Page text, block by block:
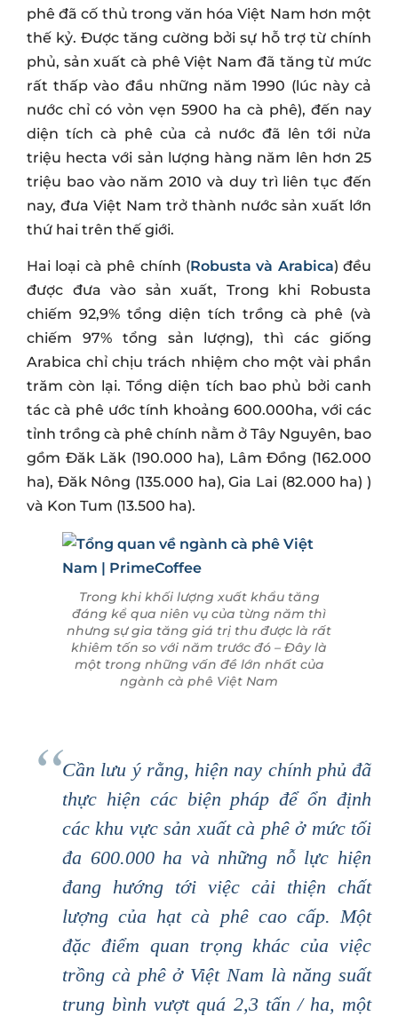
phê đã cố thủ trong văn hóa Việt Nam hơn một
thế kỷ. Được tăng cường bởi sự hỗ trợ từ chính
phủ, sản xuất cà phê Việt Nam đã tăng từ mức
rất thấp vào đầu những năm 1990 (lúc này cả
nước chỉ có vỏn vẹn 5900 ha cà phê), đến nay
diện tích cà phê của cả nước đã lên tới nửa
triệu hecta với sản lượng hàng năm lên hơn 25
triệu bao vào năm 2010 và duy trì liên tục đến
nay, đưa Việt Nam trở thành nước sản xuất lớn
thứ hai trên thế giới.
Hai loại cà phê chính (Robusta và Arabica) đều
được đưa vào sản xuất, Trong khi Robusta
chiếm 92,9% tổng diện tích trồng cà phê (và
chiếm 97% tổng sản lượng), thì các giống
Arabica chỉ chịu trách nhiệm cho một vài phần
trăm còn lại. Tổng diện tích bao phủ bởi canh
tác cà phê ước tính khoảng 600.000ha, với các
tỉnh trồng cà phê chính nằm ở Tây Nguyên, bao
gồm Đăk Lăk (190.000 ha), Lâm Đồng (162.000
ha), Đăk Nông (135.000 ha), Gia Lai (82.000 ha) )
và Kon Tum (13.500 ha).
Trong khi khối lượng xuất khẩu tăng
đáng kể qua niên vụ của từng năm thì
nhưng sự gia tăng giá trị thu được là rất
khiêm tốn so với năm trước đó – Đây là
một trong những vấn đề lớn nhất của
ngành cà phê Việt Nam
Cần lưu ý rằng, hiện nay chính phủ đã
thực hiện các biện pháp để ổn định
các khu vực sản xuất cà phê ở mức tối
đa 600.000 ha và những nỗ lực hiện
đang hướng tới việc cải thiện chất
lượng của hạt cà phê cao cấp. Một
đặc điểm quan trọng khác của việc
trồng cà phê ở Việt Nam là năng suất
trung bình vượt quá 2,3 tấn / ha, một